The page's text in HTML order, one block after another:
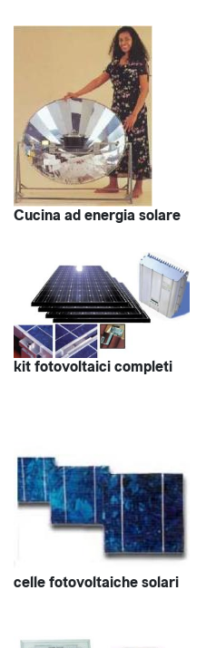
Cucina ad energia solare
kit fotovoltaici completi
celle fotovoltaiche solari